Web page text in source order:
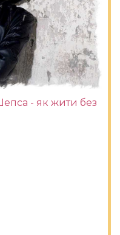
- як жити без